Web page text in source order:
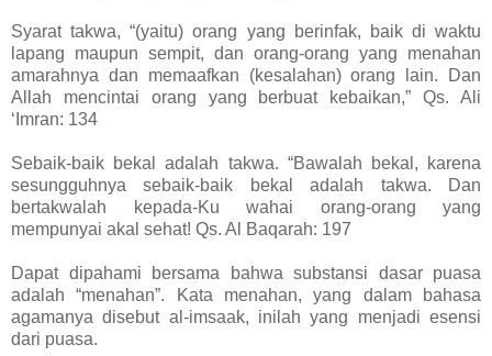
Syarat takwa, “(yaitu) orang yang berinfak, baik di waktu
lapang maupun sempit, dan orang-orang yang menahan
amarahnya dan memaafkan (kesalahan) orang lain. Dan
Allah mencintai orang yang berbuat kebaikan,” Qs. Ali
‘Imran: 134
Sebaik-baik bekal adalah takwa. “Bawalah bekal, karena
sesungguhnya sebaik-baik bekal adalah takwa. Dan
bertakwalah kepada-Ku wahai orang-orang yang
mempunyai akal sehat! Qs. Al Baqarah: 197
Dapat dipahami bersama bahwa substansi dasar puasa
adalah “menahan”. Kata menahan, yang dalam bahasa
agamanya disebut al-imsaak, inilah yang menjadi esensi
dari puasa.